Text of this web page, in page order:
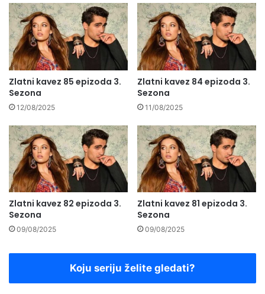
Zlatni kavez 85 epizoda 3.
Sezona
12/08/2025
Zlatni kavez 84 epizoda 3.
Sezona
11/08/2025
Zlatni kavez 82 epizoda 3.
Sezona
09/08/2025
Zlatni kavez 81 epizoda 3.
Sezona
09/08/2025
Koju seriju želite gledati?